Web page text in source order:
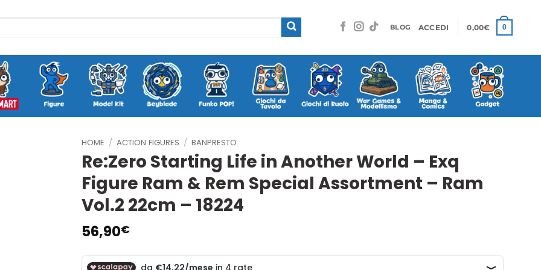
BLOG ACCEDI 0,00€ 0
HOME / ACTION FIGURES / BANPRESTO
Re:Zero Starting Life in Another World – Exq
Figure Ram & Rem Special Assortment – Ram
Vol.2 22cm – 18224
56,90€